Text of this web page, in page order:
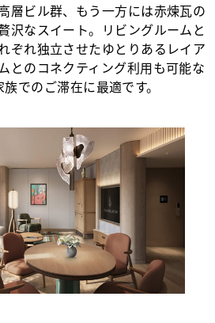
層ビル群、もう一方には赤煉瓦の
沢なスイート。リビングルームと
ぞれ独立させたゆとりあるレイア
とのコネクティング利用も可能な
でのご滞在に最適です。